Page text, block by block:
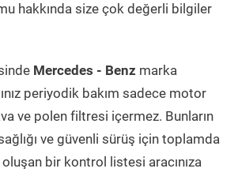
hakkında size çok değerli bilgiler
Mercedes - Benz marka
periyodik bakım sadece motor
ve polen filtresi içermez. Bunların
sağlığı ve güvenli sürüş için toplamda
bir kontrol listesi aracınıza